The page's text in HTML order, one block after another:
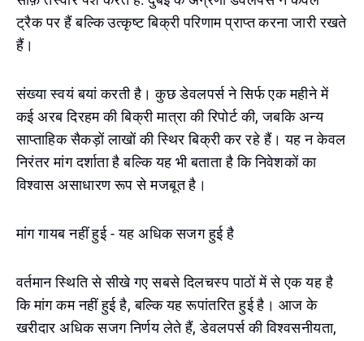
ट्रैक पर हैं बल्कि उत्कृष्ट बिक्री परिणाम प्राप्त करना जारी रखते
हैं।
संख्या स्वयं बयां करती है। कुछ डेवलपर्स ने सिर्फ एक महीने में
कई अरब दिरहम की बिक्री मात्रा की रिपोर्ट की, जबकि अन्य
साप्ताहिक सैकड़ों लाखों की स्थिर बिक्री कर रहे हैं। यह न केवल
निरंतर मांग दर्शाता है बल्कि यह भी बताता है कि निवेशकों का
विश्वास असाधारण रूप से मजबूत है।
मांग गायब नहीं हुई - यह अधिक सजग हुई है
वर्तमान स्थिति से सीखे गए सबसे दिलचस्प पाठों में से एक यह है
कि मांग कम नहीं हुई है, बल्कि यह रूपांतरित हुई है। आज के
खरीदार अधिक सजग निर्णय लेते हैं, डेवलपर्स की विश्वसनीयता,